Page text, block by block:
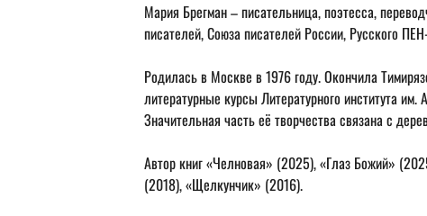
Мария Брегман – писательница, поэтесса,
писателей, Союза писателей России, Русского
Родилась в Москве в 1976 году. Окончила
литературные курсы Литературного института
Значительная часть её творчества связана с
Автор книг «Челновая» (2025), «Глаз Божий»
(2018), «Щелкунчик» (2016).